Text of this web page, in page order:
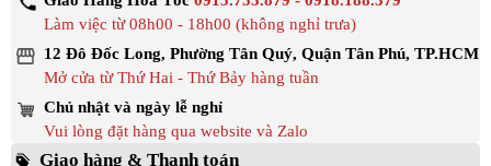
Làm việc từ 08h00 - 18h00 (không nghỉ trưa)
12 Đô Đốc Long, Phường Tân Quý, Quận Tân Phú, TP.HCM
Mở cửa từ Thứ Hai - Thứ Bảy hàng tuần
Chủ nhật và ngày lễ nghỉ
Vui lòng đặt hàng qua website và Zalo
Giao hàng & Thanh toán